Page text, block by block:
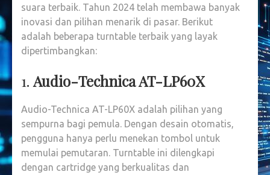
SUARA
TERBAIK
suara terbaik. Tahun 2024 telah membawa banyak
inovasi dan pilihan menarik di pasar. Berikut
adalah beberapa turntable terbaik yang layak
dipertimbangkan:
1. Audio-Technica AT-LP60X
Audio-Technica AT-LP60X adalah pilihan yang
sempurna bagi pemula. Dengan desain otomatis,
pengguna hanya perlu menekan tombol untuk
memulai pemutaran. Turntable ini dilengkapi
dengan cartridge yang berkualitas dan